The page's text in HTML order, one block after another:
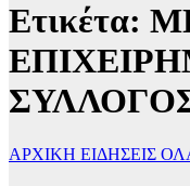
Ετικέτα:
ΑΡΧΙΚΗ ΕΙΔΗΣΕΙΣ